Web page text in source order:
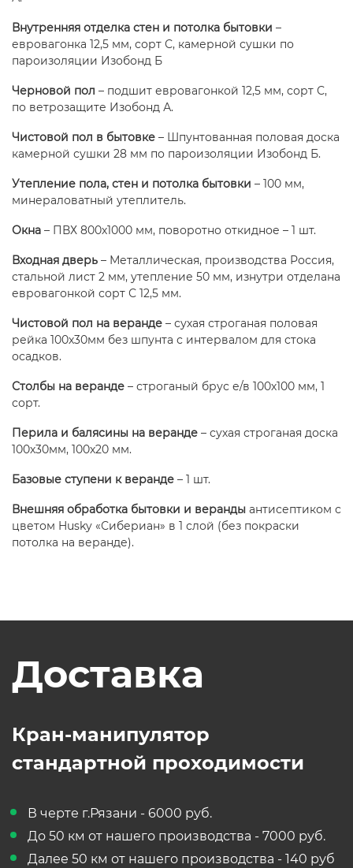
Внутренняя отделка стен и потолка бытовки –
евровагонка 12,5 мм, сорт С, камерной сушки по
пароизоляции Изобонд Б
Черновой пол – подшит евровагонкой 12,5 мм, сорт С,
по ветрозащите Изобонд А.
Чистовой пол в бытовке – Шпунтованная половая доска
камерной сушки 28 мм по пароизоляции Изобонд Б.
Утепление пола, стен и потолка бытовки – 100 мм,
минераловатный утеплитель.
Окна – ПВХ 800х1000 мм, поворотно откидное – 1 шт.
Входная дверь – Металлическая, производства Россия,
стальной лист 2 мм, утепление 50 мм, изнутри отделана
евровагонкой сорт С 12,5 мм.
Чистовой пол на веранде – сухая строганая половая
рейка 100х30мм без шпунта с интервалом для стока
осадков.
Столбы на веранде – строганый брус е/в 100х100 мм, 1
сорт.
Перила и балясины на веранде – сухая строганая доска
100х30мм, 100х20 мм.
Базовые ступени к веранде – 1 шт.
Внешняя обработка бытовки и веранды антисептиком с
цветом Husky «Сибериан» в 1 слой (без покраски
потолка на веранде).
Доставка
Кран-манипулятор
стандартной проходимости
В черте г.Рязани - 6000 руб.
До 50 км от нашего производства - 7000 руб.
Далее 50 км от нашего производства - 140 руб